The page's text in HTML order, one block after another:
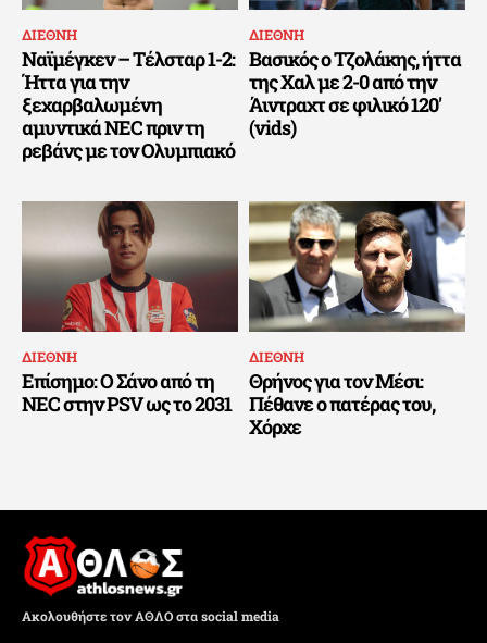
ΔΙΕΘΝΗ
Ναϊμέγκεν – Τέλσταρ 1-2:
Ήττα για την
ξεχαρβαλωμένη
αμυντικά NEC πριν τη
ρεβάνς με τον Ολυμπιακό
ΔΙΕΘΝΗ
Βασικός ο Τζολάκης, ήττα
της Χαλ με 2-0 από την
Άιντραχτ σε φιλικό 120′
(vids)
ΔΙΕΘΝΗ
Επίσημο: Ο Σάνο από τη
NEC στην PSV ως το 2031
ΔΙΕΘΝΗ
Θρήνος για τον Μέσι:
Πέθανε ο πατέρας του,
Χόρχε
Ακολουθήστε τον ΑΘΛΟ στα social media